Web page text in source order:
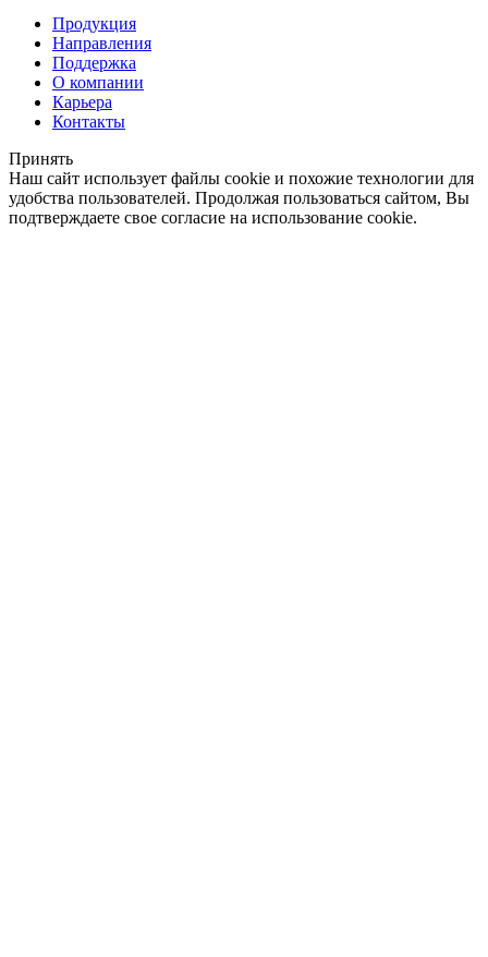
Продукция
Направления
Поддержка
О компании
Карьера
Контакты
Принять
Наш сайт использует файлы cookie и похожие технологии для
удобства пользователей. Продолжая пользоваться сайтом, Вы
подтверждаете свое согласие на использование cookie.